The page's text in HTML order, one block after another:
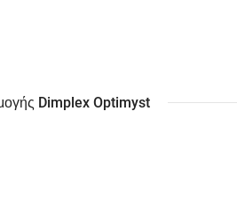
Dimplex Optimyst